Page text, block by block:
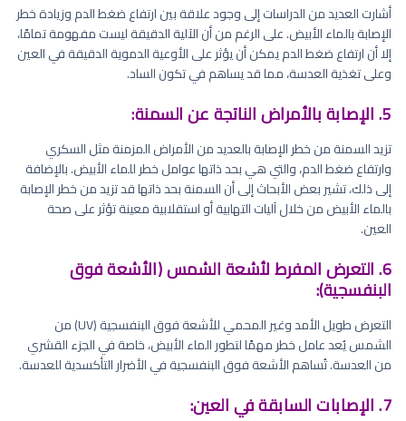
أشارت العديد من الدراسات إلى وجود علاقة بين ارتفاع ضغط الدم وزيادة خطر
الإصابة بالماء الأبيض. على الرغم من أن الآلية الدقيقة ليست مفهومة تمامًا،
إلا أن ارتفاع ضغط الدم يمكن أن يؤثر على الأوعية الدموية الدقيقة في العين
وعلى تغذية العدسة، مما قد يساهم في تكون الساد.
5. الإصابة بالأمراض الناتجة عن السمنة:
تزيد السمنة من خطر الإصابة بالعديد من الأمراض المزمنة مثل السكري
وارتفاع ضغط الدم، والتي هي بحد ذاتها عوامل خطر للماء الأبيض. بالإضافة
إلى ذلك، تشير بعض الأبحاث إلى أن السمنة بحد ذاتها قد تزيد من خطر الإصابة
بالماء الأبيض من خلال آليات التهابية أو استقلابية معينة تؤثر على صحة
العين.
6. التعرض المفرط لأشعة الشمس (الأشعة فوق
البنفسجية):
التعرض طويل الأمد وغير المحمي للأشعة فوق البنفسجية (UV) من
الشمس يُعد عامل خطر مهمًا لتطور الماء الأبيض، خاصة في الجزء القشري
من العدسة. تُساهم الأشعة فوق البنفسجية في الأضرار التأكسدية للعدسة.
7. الإصابات السابقة في العين: